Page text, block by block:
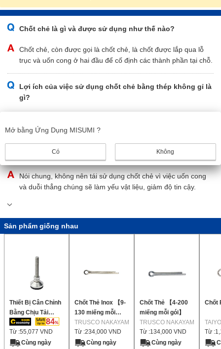
Chốt chẻ là gì và được sử dụng như thế nào?
Chốt chẻ, còn được gọi là chốt chẻ, là chốt được lắp qua lỗ
trục và uốn cong ở hai đầu để cố định các thành phần tại chỗ.
Lợi ích của việc sử dụng chốt chẻ bằng thép không gỉ là
gì?
SUS316L, có khả năng chống ăn mòn tuyệt vời.
Ghim chia MISUMI có thể tái sử dụng được không?
Nói chung, không nên tái sử dụng chốt chẻ vì việc uốn cong
và duỗi thẳng chúng sẽ làm yếu vật liệu, giảm độ tin cậy.
Sản phẩm giống nhau
Thiết Bị Cân Chỉnh
Bằng Chịu Tải
Trọng Cao Bằng
Cao Su Chống
Trượt
84
Từ :55,077 VND
Cùng ngày
Chốt Thẻ Inox 【9-
130 miếng mỗi
gói】
TRUSCO NAKAYAMA
Từ :234,000 VND
Cùng ngày
Chốt Thẻ 【4-200
miếng mỗi gói】
TRUSCO NAKAYAMA
Từ :134,000 VND
Cùng ngày
Chốt
Từ :
Mở bằng Ứng Dụng MISUMI ?
Có Không